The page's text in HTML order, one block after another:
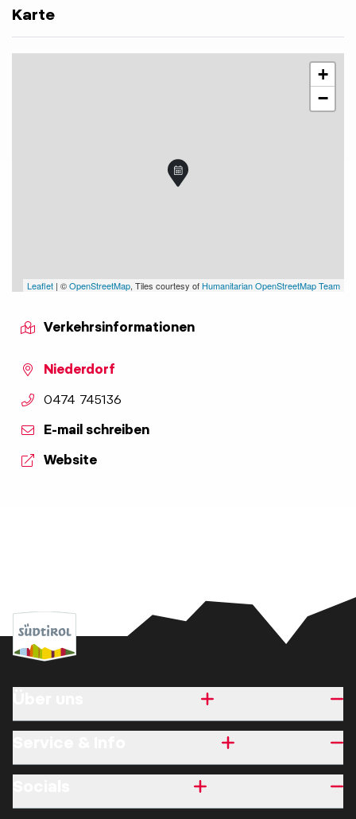
Karte
+
−
Leaflet | ©OpenStreetMap, Tiles courtesy of Humanitarian OpenStreetMap Team
Verkehrsinformationen
Niederdorf
aria.phone:
0474 745136
E-mail schreiben
Website